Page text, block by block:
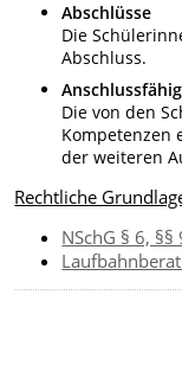
Abschlüsse
Die
Abschluss.
Die von den
Kompetenzen
der weiteren
Rechtliche
NSchG § 6,